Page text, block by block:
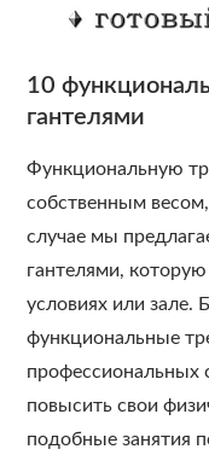
10
гантелями
Функциональную
собственным
случае мы
гантелями,
условиях или зале.
функциональные
профессиональных
повысить свои
подобные занятия